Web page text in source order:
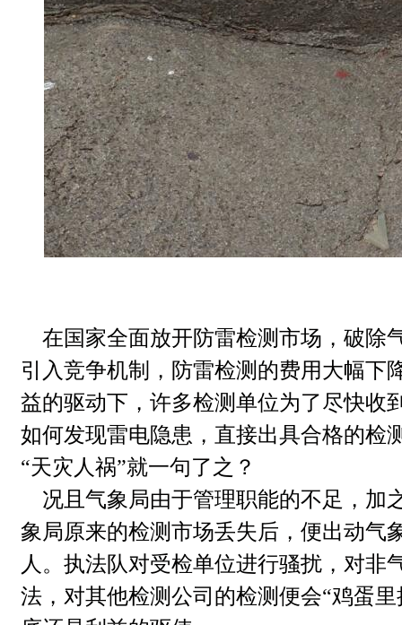
在国家全面放开防雷检测市场，破除
引入竞争机制，防雷检测的费用大幅下
益的驱动下，许多检测单位为了尽快收
如何发现雷电隐患，直接出具合格的检
“天灾人祸”就一句了之？
况且气象局由于管理职能的不足，加
象局原来的检测市场丢失后，便出动气
人。执法队对受检单位进行骚扰，对
法，对其他检测公司的检测便会“鸡蛋